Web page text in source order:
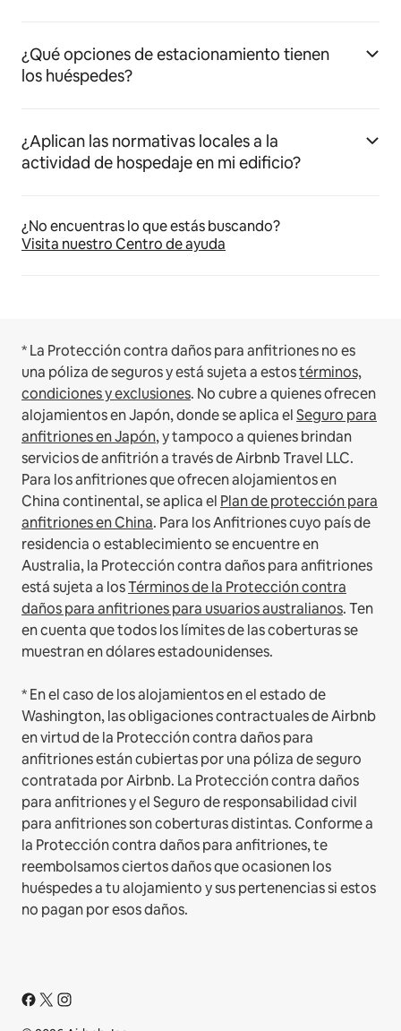
¿Qué opciones de estacionamiento tienen
los huéspedes?
¿Aplican las normativas locales a la
actividad de hospedaje en mi edificio?
¿No encuentras lo que estás buscando?
Visita nuestro Centro de ayuda
* La Protección contra daños para anfitriones no es
una póliza de seguros y está sujeta a estostérminos,
condiciones y exclusiones. No cubre a quienes ofrecen
alojamientos en Japón, donde se aplica elSeguro para
anfitriones en Japón, y tampoco a quienes brindan
servicios de anfitrión a través de Airbnb Travel LLC.
Para los anfitriones que ofrecen alojamientos en
China continental, se aplica el Plan de protección para
anfitriones en China. Para los Anfitriones cuyo país de
residencia o establecimiento se encuentre en
Australia, la Protección contra daños para anfitriones
está sujeta a losTérminos de la Protección contra
daños para anfitriones para usuarios australianos. Ten
en cuenta que todos los límites de las coberturas se
muestran en dólares estadounidenses.
* En el caso de los alojamientos en el estado de
Washington, las obligaciones contractuales de Airbnb
en virtud de la Protección contra daños para
anfitriones están cubiertas por una póliza de seguro
contratada por Airbnb. La Protección contra daños
para anfitriones y el Seguro de responsabilidad civil
para anfitriones son coberturas distintas. Conforme a
la Protección contra daños para anfitriones, te
reembolsamos ciertos daños que ocasionen los
huéspedes a tu alojamiento y sus pertenencias si estos
no pagan por esos daños.